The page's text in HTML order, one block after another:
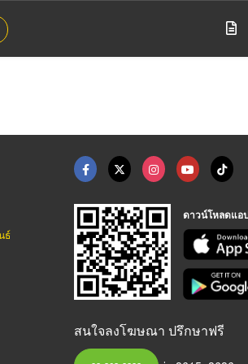
ธ์
ดาวน์โหลดแอ
สนใจลงโฆษณา ปรึกษาฟรี